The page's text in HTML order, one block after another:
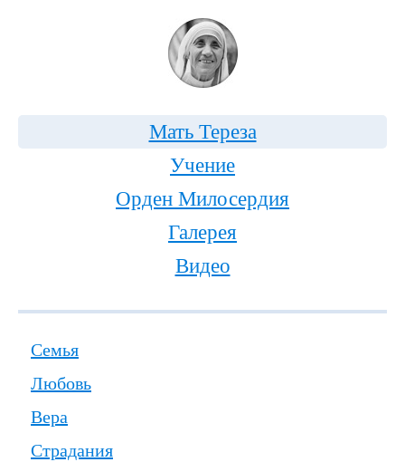
Мать Тереза
Учение
Орден Милосердия
Галерея
Видео
Семья
Любовь
Вера
Страдания